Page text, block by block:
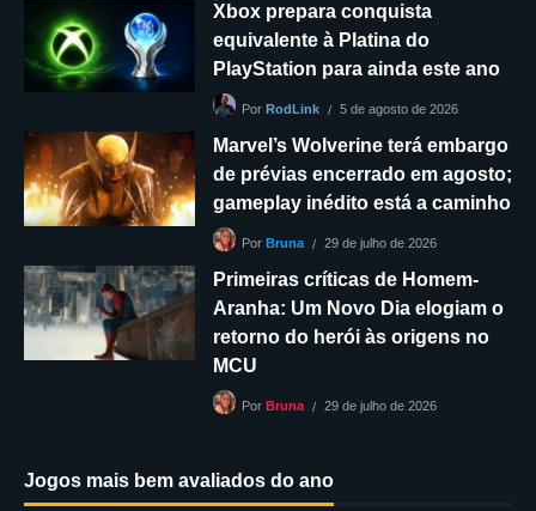
Xbox prepara conquista
equivalente à Platina do
PlayStation para ainda este ano
Por RodLink 5 de agosto de 2026
Marvel’s Wolverine terá embargo
de prévias encerrado em agosto;
gameplay inédito está a caminho
Por Bruna 29 de julho de 2026
Primeiras críticas de Homem-
Aranha: Um Novo Dia elogiam o
retorno do herói às origens no
MCU
Por Bruna 29 de julho de 2026
Jogos mais bem avaliados do ano